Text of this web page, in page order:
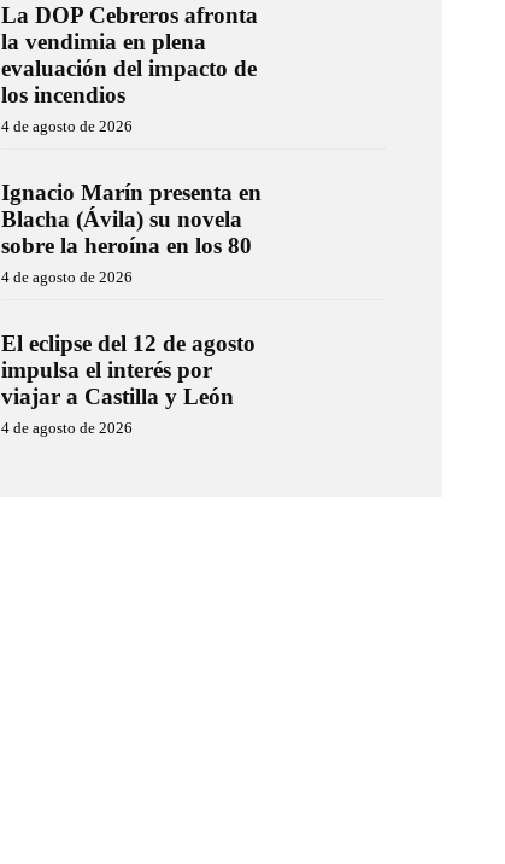
La DOP Cebreros afronta
la vendimia en plena
evaluación del impacto de
los incendios
4 de agosto de 2026
Ignacio Marín presenta en
Blacha (Ávila) su novela
sobre la heroína en los 80
4 de agosto de 2026
El eclipse del 12 de agosto
impulsa el interés por
viajar a Castilla y León
4 de agosto de 2026